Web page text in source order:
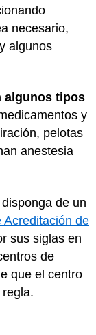
necesario,
algunos
algunos tipos
y
pelotas
anestesia
de un
Acreditación de
sus siglas en
de
que el centro